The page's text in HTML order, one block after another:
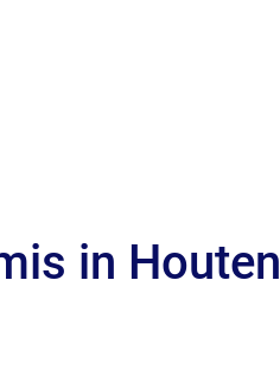
in Houten